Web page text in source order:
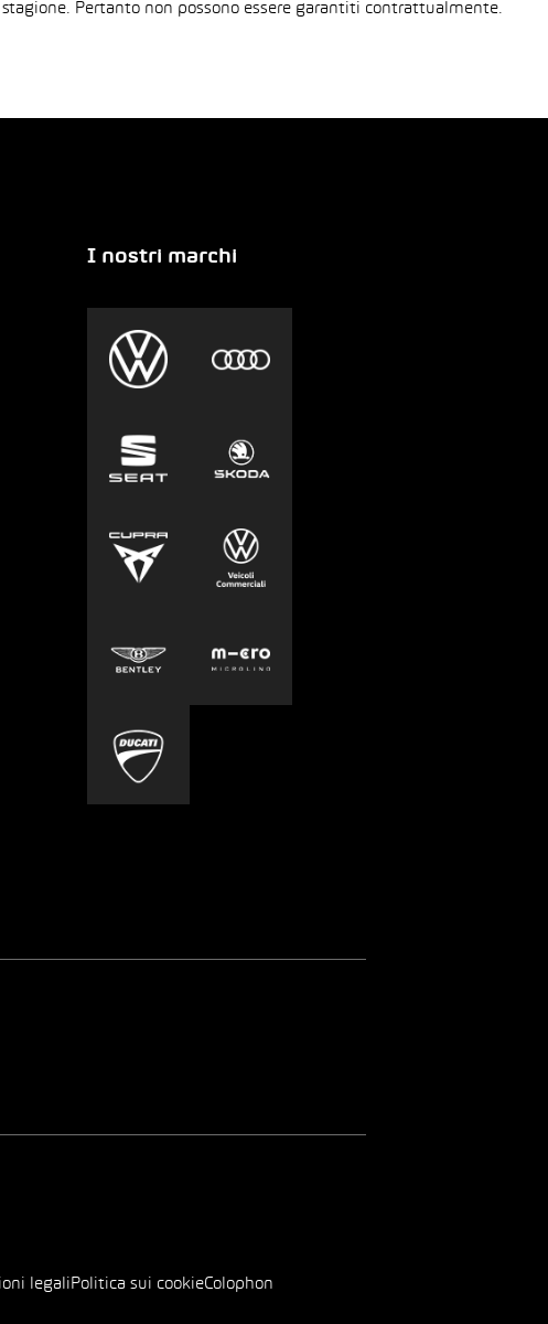
Pertanto non possono essere garantiti contrattualmente.
I nostri marchi
legali Politica sui cookieColophon